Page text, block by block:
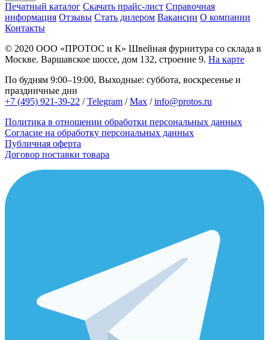
Печатный каталог Скачать прайс-лист Справочная
информация Отзывы Стать дилером Вакансии О компании
Контакты
© 2020 ООО «ПРОТОС и К» Швейная фурнитура со склада в
Москве. Варшавское шоссе, дом 132, строение 9. На карте
По будням 9:00–19:00, Выходные: суббота, воскресенье и
праздничные дни
+7 (495) 921-39-22 /Telegram /Max /info@protos.ru
Политика в отношении обработки персональных данных
Согласие на обработку персональных данных
Публичная оферта
Договор поставки товара